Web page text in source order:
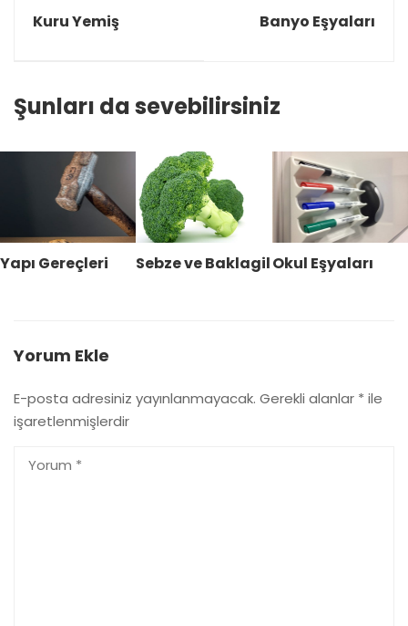
Kuru Yemiş Banyo Eşyaları
Şunları da sevebilirsiniz
Yapı Gereçleri Sebze ve BaklagilOkul Eşyaları
Yorum Ekle
E-posta adresiniz yayınlanmayacak. Gerekli alanlar * ile
işaretlenmişlerdir